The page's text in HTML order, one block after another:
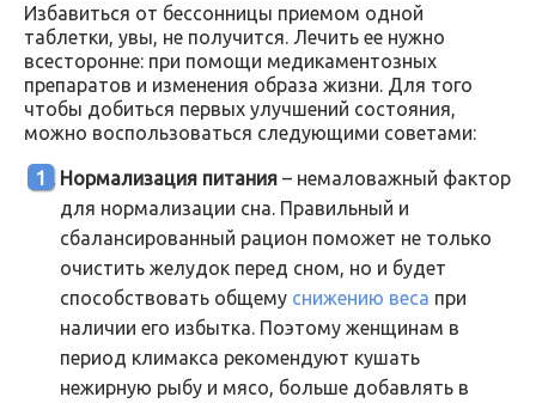
Избавиться от бессонницы приемом одной
таблетки, увы, не получится. Лечить ее нужно
всесторонне: при помощи медикаментозных
препаратов и изменения образа жизни. Для того
чтобы добиться первых улучшений состояния,
можно воспользоваться следующими советами:
Нормализация питания – немаловажный фактор
для нормализации сна. Правильный и
сбалансированный рацион поможет не только
очистить желудок перед сном, но и будет
способствовать общему снижению веса при
наличии его избытка. Поэтому женщинам в
период климакса рекомендуют кушать
нежирную рыбу и мясо, больше добавлять в